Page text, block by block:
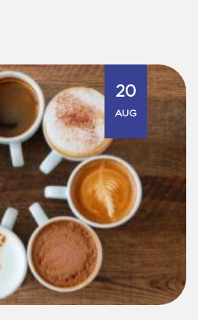
20
AUG